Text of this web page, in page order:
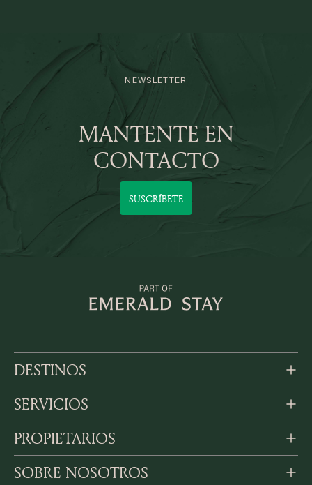
NEWSLETTER
MANTENTE EN
CONTACTO
SUSCRÍBETE
DESTINOS
SERVICIOS
PROPIETARIOS
SOBRE NOSOTROS